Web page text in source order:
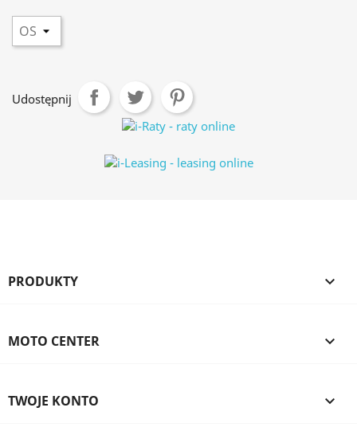
Udostępnij
PRODUKTY 
MOTO CENTER 
TWOJE KONTO 